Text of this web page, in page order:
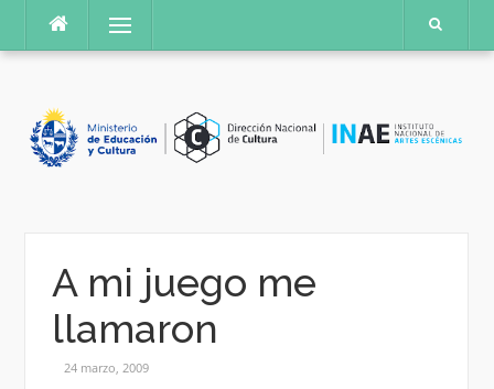
contenido
Menú
A mi juego me
llamaron
24 marzo, 2009